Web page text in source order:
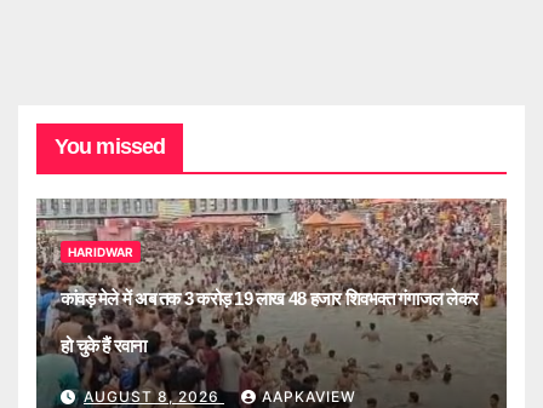
You missed
HARIDWAR
कांवड़ मेले में अब तक 3 करोड़ 19 लाख 48 हजार शिवभक्त गंगाजल लेकर
हो चुके हैं रवाना
AUGUST 8, 2026 AAPKAVIEW